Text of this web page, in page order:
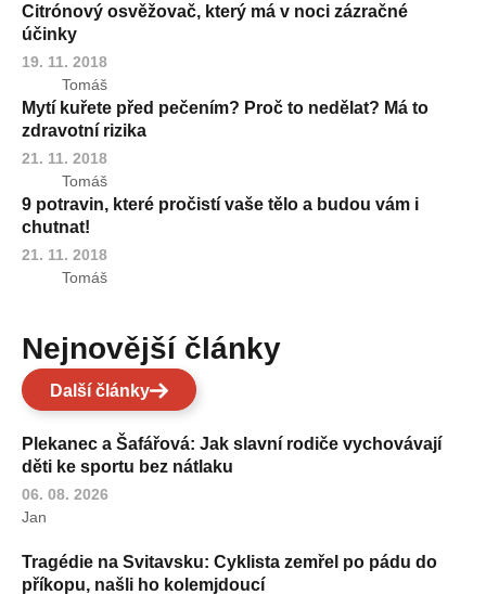
Citrónový osvěžovač, který má v noci zázračné
účinky
19. 11. 2018
Tomáš
Mytí kuřete před pečením? Proč to nedělat? Má to
zdravotní rizika
21. 11. 2018
Tomáš
9 potravin, které pročistí vaše tělo a budou vám i
chutnat!
21. 11. 2018
Tomáš
Nejnovější články
Další články
Plekanec a Šafářová: Jak slavní rodiče vychovávají
děti ke sportu bez nátlaku
06. 08. 2026
Jan
Tragédie na Svitavsku: Cyklista zemřel po pádu do
příkopu, našli ho kolemjdoucí